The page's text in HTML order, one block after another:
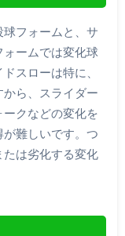
フォームと、サ
ームでは変化球
スローは特に、
ら、スライダー
クなどの変化を
難しいです。つ
たは劣化する変化